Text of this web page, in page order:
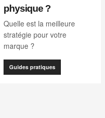
physique ?
Quelle est la meilleure
stratégie pour votre
marque ?
Guides pratiques